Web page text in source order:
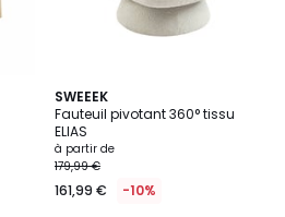
SWEEEK
Fauteuil pivotant 360° tissu
ELIAS
à partir de
179,99 €
161,99 € -10%
4,9
/ 5
4
Couleurs